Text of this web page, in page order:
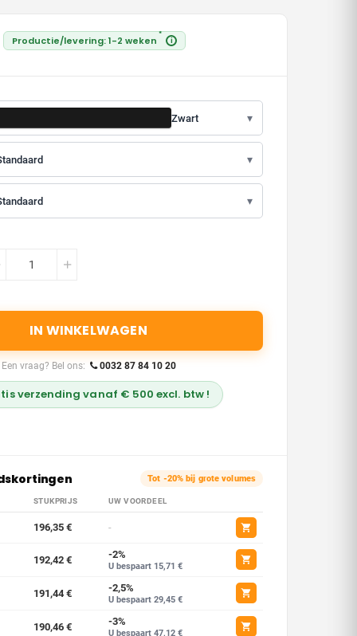
Productie/levering: 1-2 weken *
i
Zwart ▾
▾
▾
IN WINKELWAGEN
Een vraag? Bel ons: 0032 87 84 10 20
verzending vanaf € 500 excl. btw !
Tot -20% bij grote volumes
STUKPRIJS UW VOORDEEL
196,35 € -
192,42 € -2%
U bespaart 15,71 €
191,44 € -2,5%
U bespaart 29,45 €
190,46 € -3%
U bespaart 47,12 €